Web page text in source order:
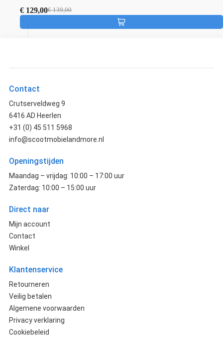
€139,00
€ 129,00
Contact
Crutserveldweg 9
6416 AD Heerlen
+31 (0) 45 511 5968
info@scootmobielandmore.nl
Openingstijden
Maandag – vrijdag: 10:00 – 17:00 uur
Zaterdag: 10:00 – 15:00 uur
Direct naar
Mijn account
Contact
Winkel
Klantenservice
Retourneren
Veilig betalen
Algemene voorwaarden
Privacy verklaring
Cookiebeleid